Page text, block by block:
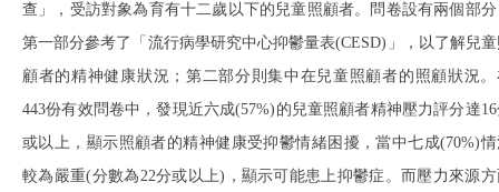
查」，受訪對象為育有十二歲以下的兒童照顧者。問卷設有兩個部
第一部分參考了「流行病學研究中心抑鬱量表(CESD)」，以了解兒
顧者的精神健康狀況；第二部分則集中在兒童照顧者的照顧狀況。
443份有效問卷中，發現近六成(57%)的兒童照顧者精神壓力評分達
或以上，顯示照顧者的精神健康受抑鬱情緒困擾，當中七成(70%)
較為嚴重(分數為22分或以上)，顯示可能患上抑鬱症。而壓力來源